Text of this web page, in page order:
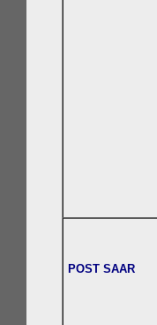
POST SAAR